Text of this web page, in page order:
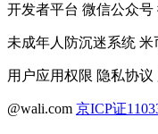
开发者平台 微信公众号
未成年人防沉迷系统 米
用户应用权限 隐私协议
@wali.com 京ICP证